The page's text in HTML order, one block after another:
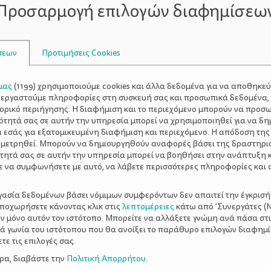
όλη την οικογένεια.
με την άμμο είναι και ένας τρόπος για να αναπτύξουν
το σκάψιμο, το κοσκίνισμα και το πλάσιμό της, τα
παιχνίδια.Η ενασχόληση με την άμμο βοηθά τα
και να ξεκλειδώσουν τη φαντασία τους.
Μια ευκαιρία για
είναι το πόσο σημαντικό ρόλο διαδραματίζει η
τομείς της ζωής του και η παραλία με τα καταγάλανα
να παίξουν είναι πολύ εύκολο να βρουν
παρέα
και
σχέσεις, δημιουργεί δεσμούς και ζει
να συνυπάρχουν αρμονικά, να σκέφτονται ομαδικά
βόλτες στο νερό
επιλογών
Προτιμήσεις Cookies
(1199) χρησιμοποιούμε cookies και άλλα δεδομένα για να
πληροφορίες στη συσκευή σας και προσωπικά
περιήγησης. Η διαφήμιση και το περιεχόμενο μπορούν να
σας σε αυτήν την υπηρεσία μπορεί να χρησιμοποιηθεί για να
εσάς για εξατομικευμένη διαφήμιση και περιεχόμενο. Η απόδοση
Μπορούν να δημιουργηθούν αναφορές βάσει της
σας σε αυτήν την υπηρεσία μπορεί να βοηθήσει στην ανάπτυξη
να συμφωνήσετε με αυτό, να λάβετε περισσότερες πληροφορίες και
δεδομένων βάσει νόμιμων συμφερόντων δεν απαιτεί την
κάνοντας κλικ στις λεπτομέρειες κάτω από 'Συνεργάτες
μόνο αυτόν τον ιστότοπο. Μπορείτε να αλλάξετε γνώμη ανά πάσα
γωνία του ιστότοπου που θα ανοίξει το παράθυρο επιλογών
τις επιλογές σας.
διαβάστε την Πολιτική Απορρήτου.